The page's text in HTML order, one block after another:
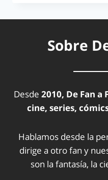
Sobre
Desde 2010, De Fan a
cine, series,
Hablamos desde la
dirige a otro fan y
son la fantasía, la